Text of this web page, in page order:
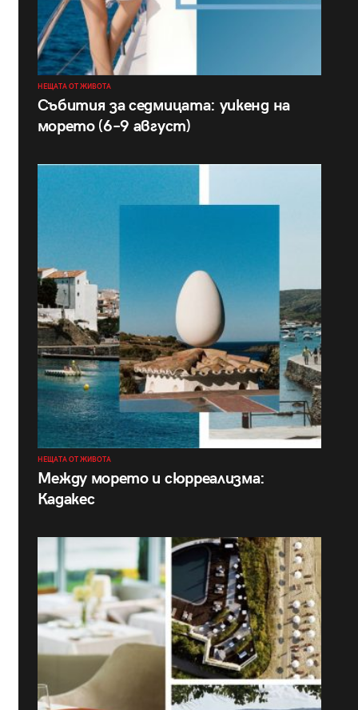
НЕЩАТА ОТ ЖИВОТА
Събития за седмицата: уикенд на
морето (6–9 август)
НЕЩАТА ОТ ЖИВОТА
Между морето и сюрреализма:
Кадакес